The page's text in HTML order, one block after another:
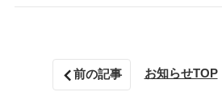
前の記事 お知らせTOP